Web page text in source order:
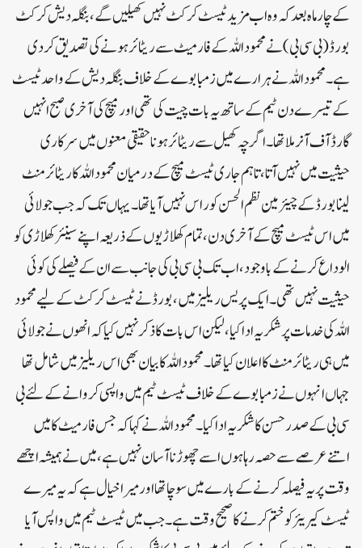
کے چار ماہ بعد کہ وہ اب مزید ٹیسٹ کرکٹ نہیں کھیلیں گے، بنگلہ دیش کرکٹ
بورڈ (بی سی بی) نے محمود اللہ کے فارمیٹ سے ریٹائر ہونے کی تصدیق کر دی
ہے۔ محمود اللہ نے ہرارے میں زمبابوے کے خلاف بنگلہ دیش کے واحد ٹیسٹ
کے تیسرے دن ٹیم کے ساتھ یہ بات چیت کی تھی اور میچ کی آخری صبح انہیں
گارڈ آف آنرملاتھا۔اگرچہ کھیل سے ریٹائر ہونا حقیقی معنوں میں سرکاری
حیثیت میں نہیں آتا، تاہم جاری ٹیسٹ میچ کے درمیان محمود اللہ کا ریٹائرمنٹ
لینا بورڈ کے چیئرمین نظم الحسن کوراس نہیں آیاتھا۔ یہاں تک کہ جب جولائی
میں اس ٹیسٹ میچ کے آخری دن، تمام کھلاڑیوں کے ذریعہ اپنے سینئر کھلاڑی کو
الوداع کرنے کے باوجود، اب تک بی سی بی کی جانب سے ان کے فیصلے کی کوئی
حیثیت نہیں تھی۔ایک پریس ریلیز میں، بورڈ نے ٹیسٹ کرکٹ کے لیے محمود
اللہ کی خدمات پر شکریہ ادا کیا، لیکن اس بات کا ذکر نہیں کیا کہ انھوں نے جولائی
میں ہی ریٹائرمنٹ کا اعلان کیا تھا۔ محمود اللہ کا بیان بھی اس ریلیز میں شامل تھا
جہاں انہوں نے زمبابوے کے خلاف ٹیسٹ ٹیم میں واپسی کروانے کے لئے بی
سی بی کے صدر حسن کا شکریہ ادا کیا۔محمود اللہ نے کہا کہ جس فارمیٹ کا میں
اتنے عرصے سے حصہ رہا ہوں اسے چھوڑنا آسان نہیں ہے، میں نے ہمیشہ اچھے
وقت پر یہ فیصلہ کرنے کے بارے میں سوچا تھااور میراخیال ہے کہ یہ میرے
ٹیسٹ کیریئر کو ختم کرنے کا صحیح وقت ہے۔ جب میں ٹیسٹ ٹیم میں واپس آیا